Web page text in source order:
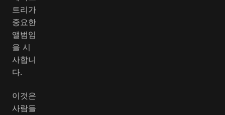
트리가
중요한
앨범임
을 시
사합니
다.
이것은
사람들